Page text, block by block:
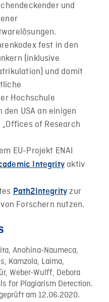
und
fest in den
(inklusive
und damit
Hochschule
USA an einigen
of Research
EU-Projekt ENAI
Integrity aktiv
Path2Integrity zur
Forschern nutzen.
Anohina-Naumeca,
Kamzola, Laima,
Weber-Wulff, Debora
for Plagiarism Detection.
am 12.06.2020.